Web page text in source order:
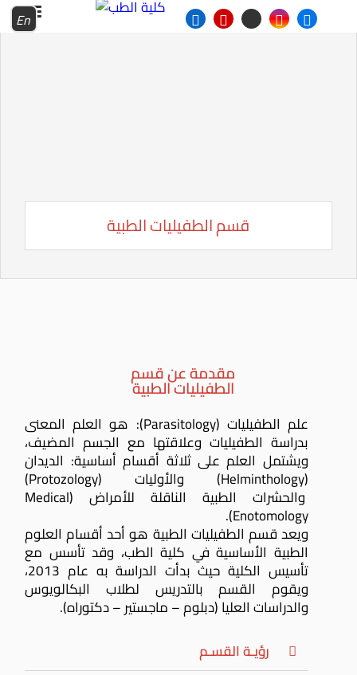
En
قسم الطفيليات الطبية
مقدمة عن قسم
الطفيليات الطبية
علم الطفيليات (Parasitology): هو العلم المعنى
بدراسة الطفيليات وعلاقتها مع الجسم المضيف،
ويشتمل العلم على ثلاثة أقسام أساسية: الديدان
(Helminthology) والأوليات (Protozology)
والحشرات الطبية الناقلة للأمراض (Medical
Enotomology).
ويعد قسم الطفيليات الطبية هو أحد أقسام العلوم
الطبية الأساسية في كلية الطب، وقد تأسس مع
تأسيس الكلية حيث بدأت الدراسة به عام 2013،
ويقوم القسم بالتدريس لطلاب البكالويوس
والدراسات العليا (دبلوم – ماجستير – دكتوراه).
رؤيـة القسـم